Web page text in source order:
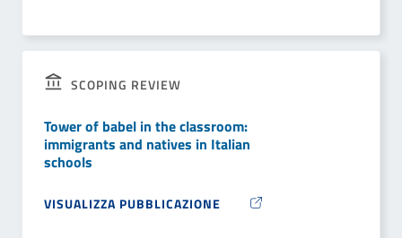
SCOPING REVIEW
Tower of babel in the classroom:
immigrants and natives in Italian
schools
VISUALIZZA PUBBLICAZIONE